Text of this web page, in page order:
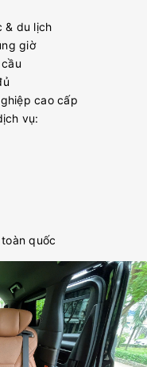
& du lịch
giờ
cao cấp
vụ:
quốc